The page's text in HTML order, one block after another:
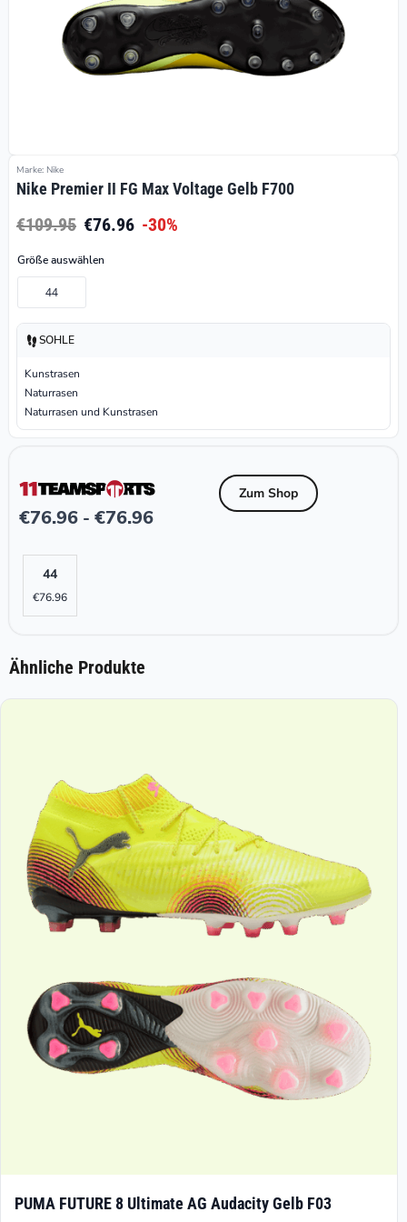
Marke: Nike
Nike Premier II FG Max Voltage Gelb F700
€109.95 €76.96 -30%
Größe auswählen
44
SOHLE
Kunstrasen
Naturrasen
Naturrasen und Kunstrasen
€76.96 - €76.96
Zum Shop
44
€76.96
Ähnliche Produkte
PUMA FUTURE 8 Ultimate AG Audacity Gelb F03